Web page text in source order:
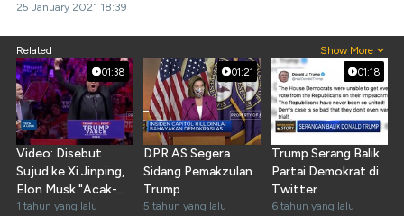
25 January 2021 18:39
Related Show More
01:38
Video: Disebut
Sujud ke Xi Jinping,
Elon Musk "Acak-
acak" DPR AS
1 tahun yang lalu
01:21
DPR AS Segera
Sidang Pemakzulan
Trump
5 tahun yang lalu
01:18
Trump Serang Balik
Partai Demokrat di
Twitter
6 tahun yang lalu